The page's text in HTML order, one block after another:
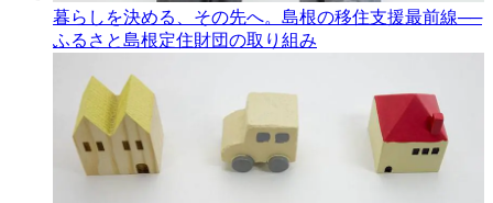
暮らしを決める、その先へ。島根の移住支援最前線──
ふるさと島根定住財団の取り組み